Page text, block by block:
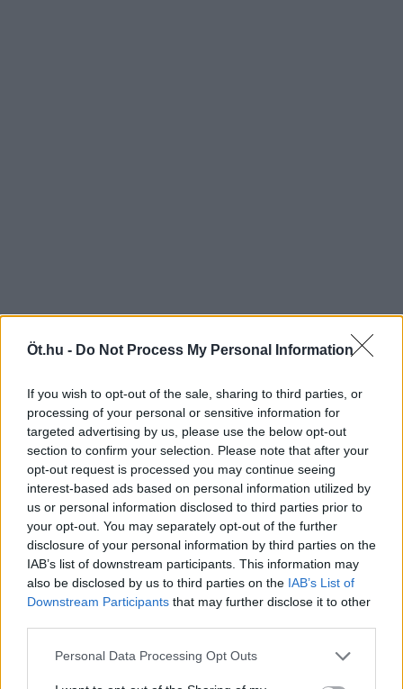
Öt.hu - Do Not Process My Personal Information
If you wish to opt-out of the sale, sharing to third parties, or
processing of your personal or sensitive information for
targeted advertising by us, please use the below opt-out
section to confirm your selection. Please note that after your
opt-out request is processed you may continue seeing
interest-based ads based on personal information utilized by
us or personal information disclosed to third parties prior to
your opt-out. You may separately opt-out of the further
disclosure of your personal information by third parties on the
IAB’s list of downstream participants. This information may
also be disclosed by us to third parties on the IAB’s List of
Downstream Participants that may further disclose it to other
Personal Data Processing Opt Outs